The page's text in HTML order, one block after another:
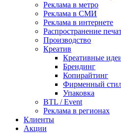
Реклама в метро
Реклама в СМИ
Реклама в интернете
Распространение
Производство
Креатив
Креативные
Брендинг
Копирайтинг
Фирменный
Упаковка
BTL / Event
Реклама в регионах
Клиенты
Акции